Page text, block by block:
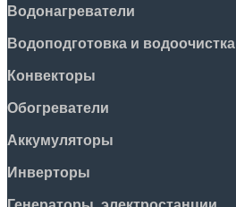
Водонагреватели
Водоподготовка и водоочистка
Конвекторы
Обогреватели
Аккумуляторы
Инверторы